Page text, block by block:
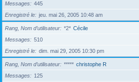
Messages
445
Enregistré le
jeu. mai 26, 2005 10:48 am
Rang, Nom d’utilisateur *2* Cécile
Messages
510
Enregistré le
dim. mai 29, 2005 10:30 pm
Rang, Nom d’utilisateur ***** christophe R
Messages
125